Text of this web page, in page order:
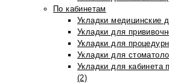
По кабинетам
Укладки медицинские
Укладки для
Укладки для
Укладки для
Укладки для кабинета
(2)